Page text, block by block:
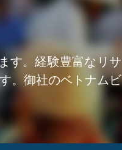
す。経験豊富なリサ
。御社のベトナムビ